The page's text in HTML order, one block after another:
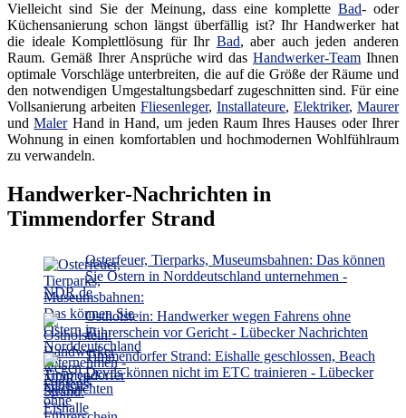
Vielleicht sind Sie der Meinung, dass eine kompletteBad- oder
Küchensanierung schon längst überfällig ist? Ihr Handwerker hat
die ideale Komplettlösung für Ihr Bad, aber auch jeden anderen
Raum. Gemäß Ihrer Ansprüche wird dasHandwerker-Team Ihnen
optimale Vorschläge unterbreiten, die auf die Größe der Räume und
den notwendigen Umgestaltungsbedarf zugeschnitten sind. Für eine
Vollsanierung arbeiten Fliesenleger, Installateure, Elektriker, Maurer
undMalerHand in Hand, um jeden Raum Ihres Hauses oder Ihrer
Wohnung in einen komfortablen und hochmodernen Wohlfühlraum
zu verwandeln.
Handwerker-Nachrichten in
Timmendorfer Strand
Osterfeuer, Tierparks, Museumsbahnen: Das können
Sie Ostern in Norddeutschland unternehmen -
NDR.de
Ostholstein: Handwerker wegen Fahrens ohne
Führerschein vor Gericht - Lübecker Nachrichten
Timmendorfer Strand: Eishalle geschlossen, Beach
Devils können nicht im ETC trainieren - Lübecker
Nachrichten